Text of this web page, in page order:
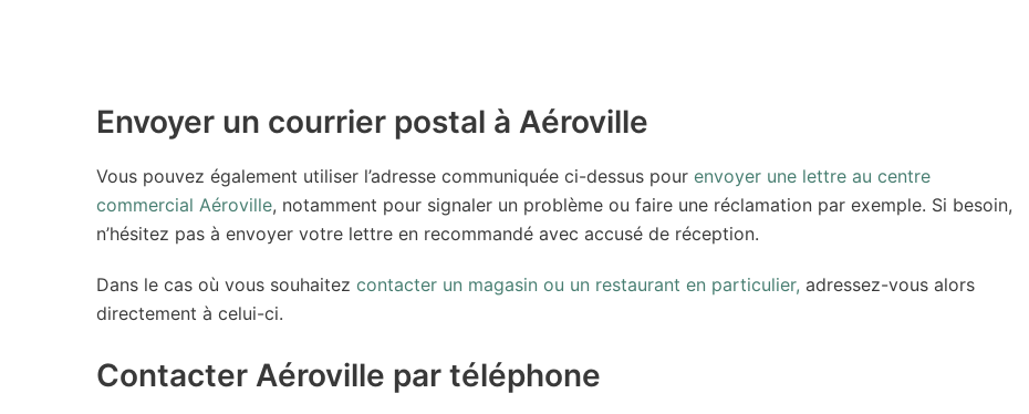
Envoyer un courrier postal à Aéroville
Vous pouvez également utiliser l’adresse communiquée ci-dessus pour envoyer une lettre au centre
commercial Aéroville, notamment pour signaler un problème ou faire une réclamation par exemple. Si besoin,
n’hésitez pas à envoyer votre lettre en recommandé avec accusé de réception.
Dans le cas où vous souhaitez contacter un magasin ou un restaurant en particulier, adressez-vous alors
directement à celui-ci.
Contacter Aéroville par téléphone